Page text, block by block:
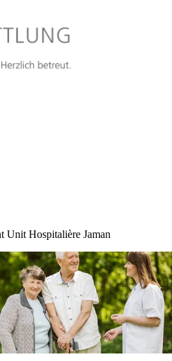
Unit Hospitalière Jaman